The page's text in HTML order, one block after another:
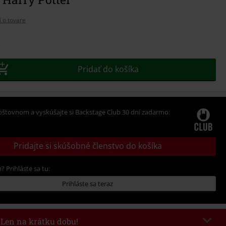
o tovare
Pridať do košíka
a vyskúšajte si Backstage Club 30 dní zadarmo:
Pridajte si skúšobné členstvo do košíka
Prihláste sa tu:
Prihláste sa teraz
Len na krátku dobu!